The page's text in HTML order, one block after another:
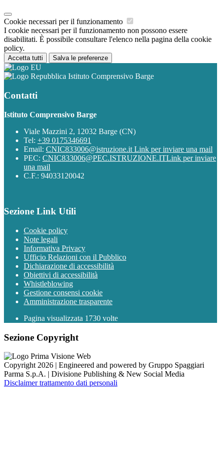
Cookie necessari per il funzionamento
I cookie necessari per il funzionamento non possono essere
disabilitati. È possibile consultare l'elenco nella pagina della cookie
policy.
Accetta tutti Salva le preferenze
Istituto Comprensivo Barge
Contatti
Istituto Comprensivo Barge
Viale Mazzini 2, 12032 Barge (CN)
Tel: +39 0175346691
Email: CNIC833006@istruzione.it Link per inviare una mail
PEC: CNIC833006@PEC.ISTRUZIONE.ITLink per inviare
una mail
C.F.: 94033120042
Sezione Link Utili
Cookie policy
Note legali
Informativa Privacy
Ufficio Relazioni con il Pubblico
Dichiarazione di accessibilità
Obiettivi di accessibilità
Whistleblowing
Gestione consensi cookie
Amministrazione trasparente
Pagina visualizzata 1730 volte
Sezione Copyright
Copyright 2026 | Engineered and powered by Gruppo Spaggiari
Parma S.p.A. | Divisione Publishing & New Social Media
Disclaimer trattamento dati personali